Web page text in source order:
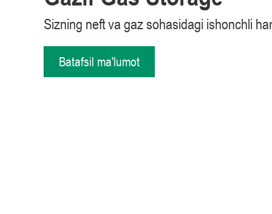
Sizning neft va gaz sohasidagi ishonchli
Batafsil ma'lumot